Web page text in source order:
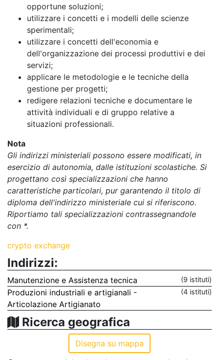
opportune soluzioni;
utilizzare i concetti e i modelli delle scienze
sperimentali;
utilizzare i concetti dell'economia e
dell'organizzazione dei processi produttivi e dei
servizi;
applicare le metodologie e le tecniche della
gestione per progetti;
redigere relazioni tecniche e documentare le
attività individuali e di gruppo relative a
situazioni professionali.
Nota
Gli indirizzi ministeriali possono essere modificati, in
esercizio di autonomia, dalle istituzioni scolastiche. Si
progettano così specializzazioni che hanno
caratteristiche particolari, pur garantendo il titolo di
diploma dell'indirizzo ministeriale cui si riferiscono.
Riportiamo tali specializzazioni contrassegnandole
con *.
crypto exchange
Indirizzi:
(9 istituti)
Manutenzione e Assistenza tecnica
(4 istituti)
Produzioni industriali e artigianali -
Articolazione Artigianato
Ricerca geografica
Disegna su mappa